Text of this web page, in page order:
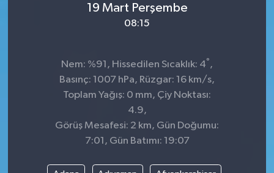
19 Mart Perşembe
08:15
Nem: %91, Hissedilen Sıcaklık: 4° ,
Basınç: 1007 hPa, Rüzgar: 16 km/s,
Toplam Yağış: 0 mm, Çiy Noktası:
4.9,
Görüş Mesafesi: 2 km, Gün Doğumu:
7:01, Gün Batımı: 19:07
BİLİM VE TEKNOLOJİ
KÜLTÜR-SANAT
ÖZEL HABER
POLİTİKA